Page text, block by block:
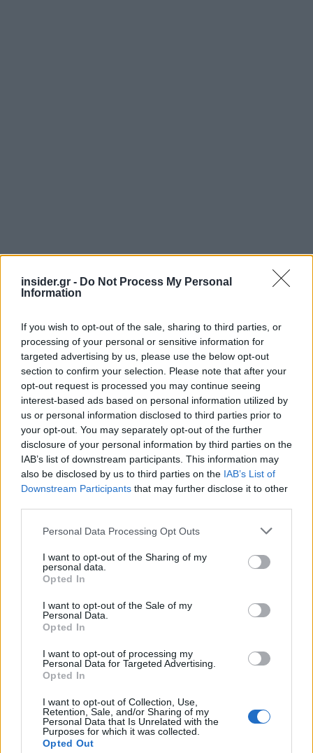
insider.gr - Do Not Process My Personal
Information
If you wish to opt-out of the sale, sharing to third parties, or
processing of your personal or sensitive information for
targeted advertising by us, please use the below opt-out
section to confirm your selection. Please note that after your
opt-out request is processed you may continue seeing
interest-based ads based on personal information utilized by
us or personal information disclosed to third parties prior to
your opt-out. You may separately opt-out of the further
disclosure of your personal information by third parties on the
IAB’s list of downstream participants. This information may
also be disclosed by us to third parties on the IAB’s List of
Downstream Participants that may further disclose it to other
Please note that this website/app uses one or more Google
not limited to your visit or usage behaviour. You may click to
grant or deny consent to Google and its third-party tags to
use your data for below specified purposes in below Google
consent section.
Personal Data Processing Opt Outs
I want to opt-out of the Sharing of my
personal data.
Opted In
I want to opt-out of the Sale of my
Personal Data.
Opted In
I want to opt-out of processing my
Personal Data for Targeted Advertising.
Opted In
I want to opt-out of Collection, Use,
Retention, Sale, and/or Sharing of my
Personal Data that Is Unrelated with the
Purposes for which it was collected.
Opted Out
μέρισμα...
Στην ατζέντα της Γενικής Συνέλευσης
περιλαμβάνεται επίσης η διανομή μερίσματος
ύψους0,0712 ευρώανά μετοχή (μεικτό) με το
συνολικό διανεμόμενο ποσό να ανέρχεται σε
258,67 εκατ. ευρώ. Συνυπολογίζοντας τα 170
εκατ. ευρώ που έχουν ήδη διανεμηθεί ως
ενδιάμεσο μέρισμα, το συνολικό ποσό διανομής
διαμορφώνεται σε428,67 εκατ. ευρώ, που
αντιστοιχεί σε 0,1180 ευρώ ανά μετοχή. Ως
ημερομηνία αποκοπής τέθηκε η11 Μαΐου 2026
...και ενεργοποιεί buyback 288
εκατ. ευρώ
Επιπλέον, η διοίκηση της τράπεζας θα
προχωρήσει στην ενεργοποίηση νέου
buyback
ύψους μέχρι288 εκατ. ευρώ. Η διάρκεια του
από τη λήψη της σχετικής εποπτικής έγκρισης
από την Ευρωπαϊκή Κεντρική Τράπεζα, ενώ το
εύρος τιμών για την απόκτηση μετοχών ορίζεται